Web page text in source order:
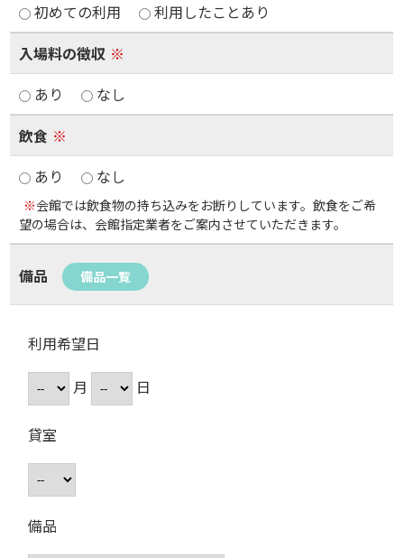
初めての利用
利用したことあり
入場料の徴収 ※
あり
なし
飲食 ※
あり
なし
※会館では飲食物の持ち込みをお断りしています。飲食をご希
望の場合は、会館指定業者をご案内させていただきます。
備品 備品一覧
利用希望日
月
日
貸室
備品